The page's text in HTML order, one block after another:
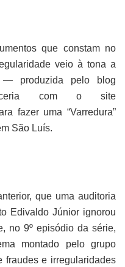
que constam no
veio à tona a
— produzida pelo blog
com o site
fazer uma “Varredura”
São Luís.
que uma auditoria
Edivaldo Júnior ignorou
no 9º episódio da série,
montado pelo grupo
fraudes e irregularidades